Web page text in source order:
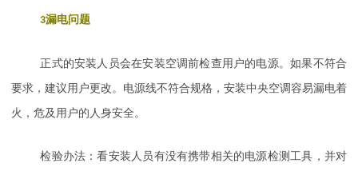
3漏电问题
正式的安装人员会在安装空调前检查用户的电源。如果不符合
要求，建议用户更改。电源线不符合规格，安装中央空调容易漏电着
火，危及用户的人身安全。
检验办法：看安装人员有没有携带相关的电源检测工具，并对